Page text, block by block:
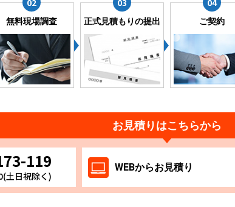
無料現場調査 正式見積もりの提出 ご契約
お見積りはこちらから
119
土日祝除く)
WEBからお見積り